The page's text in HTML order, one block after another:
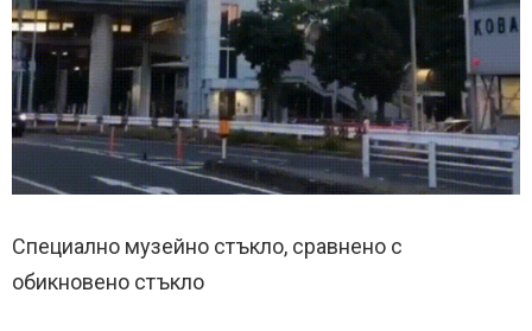
Специално музейно стъкло, сравнено с
обикновено стъкло